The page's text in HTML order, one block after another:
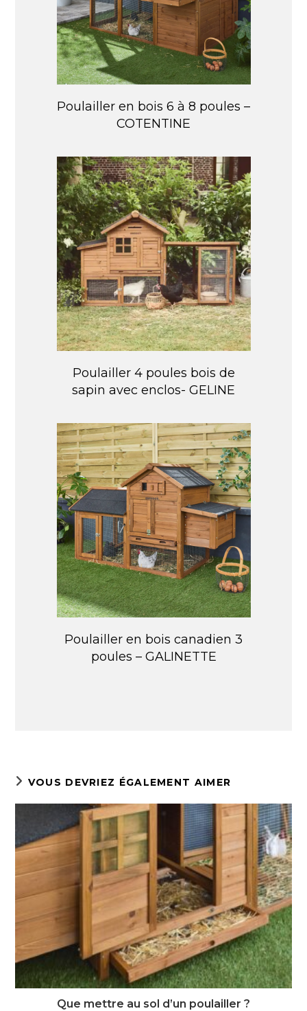
Poulailler en bois 6 à 8 poules –
COTENTINE
Poulailler 4 poules bois de
sapin avec enclos- GELINE
Poulailler en bois canadien 3
poules – GALINETTE
VOUS DEVRIEZ ÉGALEMENT AIMER
Que mettre au sol d’un poulailler ?